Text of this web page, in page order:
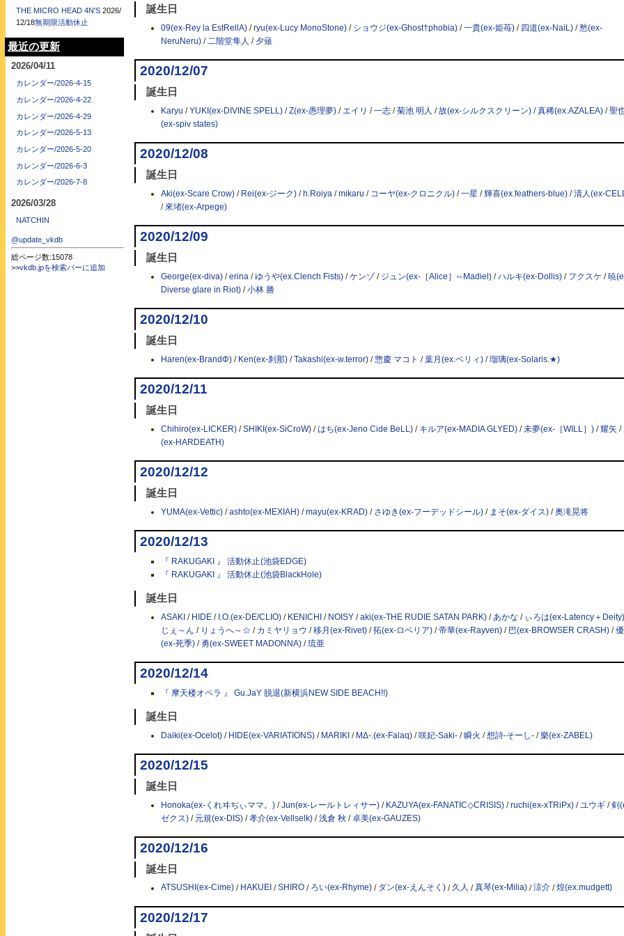
誕生日
09(ex-Rey la EstRellA) /ryu(ex-Lucy MonoStone) / ショウジ(ex-Ghost†phobia) /一貴(ex-姫苺) / 四道(ex-NaiL) /愁(ex-
NeruNeru) /二階堂隼人 / 夕薙
2020/12/07
誕生日
Karyu /YUKI(ex-DIVINE SPELL) /Z(ex-愚理夢) /エイリ /一志 /菊池 明人 /故(ex-シルクスクリーン) /真稀(ex.AZALEA) /聖
(ex-spiv states)
2020/12/08
誕生日
Aki(ex-Scare Crow) / Rei(ex-ジーク) / h.Roiya /mikaru / コーヤ(ex-クロニクル) /一星 /輝喜(ex.feathers-blue) /清人(ex-
/來堵(ex-Arpege)
2020/12/09
誕生日
George(ex-diva) /erina /ゆうや(ex.Clench Fists) /ケンゾ/ ジュン(ex-［Alice］∽Madiel) /ハルキ(ex-Dollis) / フクスケ /暁
Diverse glare in Riot) /小林 勝
2020/12/10
誕生日
Haren(ex-BrandΦ) / Ken(ex-刹那) /Takashi(ex-w.terror) /惣慶 マコト /葉月(ex.ベリィ) /瑠璃(ex-Solaris.★)
2020/12/11
誕生日
Chihiro(ex-LICKER) /SHIKI(ex-SiCroW) /はち(ex-Jeno Cide BeLL) / キルア(ex-MADIA GLYED) /未夢(ex-［WILL］) /耀矢 /
(ex-HARDEATH)
2020/12/12
誕生日
YUMA(ex-Vettic) /ashto(ex-MEXIAH) /mayu(ex-KRAD) / さゆき(ex-フーデッドシール) / まそ(ex-ダイス) /奥滝晃将
2020/12/13
『 RAKUGAKI 』 活動休止(池袋EDGE)
『 RAKUGAKI 』 活動休止(池袋BlackHole)
誕生日
ASAKI / HIDE / I.O.(ex-DE/CLIO) / KENICHI / NOISY /aki(ex-THE RUDIE SATAN PARK) / あかな / ぃろは(ex-Latency＋Deity)
じぇ～ん / りょうへ～☆ / カミヤリョウ /移月(ex-Rivet) /拓(ex-ロベリア) /帝華(ex-Rayven) / 巴(ex-BROWSER CRASH) /
(ex-死季) / 勇(ex-SWEET MADONNA) /琉亜
2020/12/14
『 摩天楼オペラ 』 Gu.JaY 脱退(新横浜NEW SIDE BEACH!!)
誕生日
Daiki(ex-Ocelot) / HIDE(ex-VARIATIONS) / MARIKI / MΔ-.(ex-Falaq) /咲妃-Saki- /瞬火 /想詩-そーし- /樂(ex-ZABEL)
2020/12/15
誕生日
Honoka(ex-くれヰぢぃママ。) /Jun(ex-レールトレィサー) / KAZUYA(ex-FANATIC◇CRISIS) /ruchi(ex-xTRiPx) / ユウギ /剣
ゼクス) /元規(ex-DIS) /孝介(ex-Vellselk) /浅倉 秋 /卓美(ex-GAUZES)
2020/12/16
誕生日
ATSUSHI(ex-Cime) / HAKUEI /SHIRO / ろい(ex-Rhyme) / ダン(ex-えんそく) / 久人 /真琴(ex-Milia) /涼介 /煌(ex.mudgett)
2020/12/17
THE MICRO HEAD 4N'S 2026/
12/18無期限活動休止
最近の更新
2026/04/11
カレンダー/2026-4-15
カレンダー/2026-4-22
カレンダー/2026-4-29
カレンダー/2026-5-13
カレンダー/2026-5-20
カレンダー/2026-6-3
カレンダー/2026-7-8
2026/03/28
NATCHIN
@update_vkdb
総ページ数:15078
>>vkdb.jpを検索バーに追加